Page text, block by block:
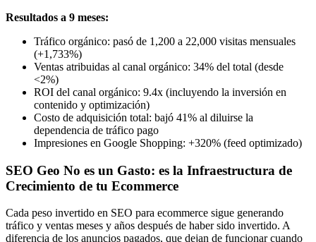
Resultados a 9 meses:
Tráfico orgánico: pasó de 1,200 a 22,000 visitas mensuales
(+1,733%)
Ventas atribuidas al canal orgánico: 34% del total (desde
<2%)
ROI del canal orgánico: 9.4x (incluyendo la inversión en
contenido y optimización)
Costo de adquisición total: bajó 41% al diluirse la
dependencia de tráfico pago
Impresiones en Google Shopping: +320% (feed optimizado)
SEO Geo No es un Gasto: es la Infraestructura de
Crecimiento de tu Ecommerce
Cada peso invertido en SEO para ecommerce sigue generando
tráfico y ventas meses y años después de haber sido invertido. A
diferencia de los anuncios pagados, que dejan de funcionar cuando